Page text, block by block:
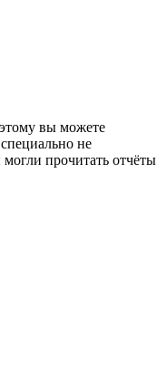
вы можете
не
прочитать отчёты